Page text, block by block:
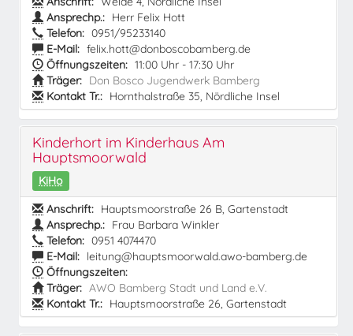
Ansprechp.: Herr Felix Hott
Telefon: 0951/95233140
E-Mail: felix.hott@donboscobamberg.de
Öffnungszeiten: 11:00 Uhr - 17:30 Uhr
Träger: Don Bosco Jugendwerk Bamberg
Kontakt Tr.: Hornthalstraße 35, Nördliche Insel
Kinderhort im Kinderhaus Am
Hauptsmoorwald
KiHo
Anschrift: Hauptsmoorstraße 26 B, Gartenstadt
Ansprechp.: Frau Barbara Winkler
Telefon: 0951 4074470
E-Mail: leitung@hauptsmoorwald.awo-bamberg.de
Öffnungszeiten:
Träger: AWO Bamberg Stadt und Land e.V.
Kontakt Tr.: Hauptsmoorstraße 26, Gartenstadt